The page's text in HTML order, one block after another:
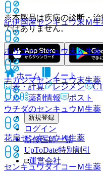
紀伊国屋センキュウ末Ｍ生
ホリエセンキュウ末Ｋ生薬
ナカジマセンキュウ末生薬
ウチダのセンキュウＭ生薬
花扇センキュウＫ生薬
センキュウダイコーＭ生薬
※本製品は疾病の診断・治
ではありません。
ホーム
ノート
表・計算
レジメン
アル
薬剤情報 ポスト
新規登録
ログイン
監修医師一覧
UpToDate特別割引
運営会社